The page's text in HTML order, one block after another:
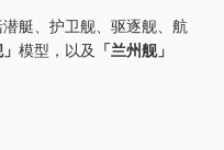
艇、护卫舰、驱逐舰、航
模型，以及 「兰州舰」